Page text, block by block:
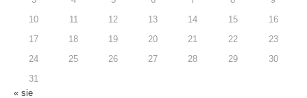
10 11 12 13 14 15 16
17 18 19 20 21 22 23
24 25 26 27 28 29 30
31
« sie